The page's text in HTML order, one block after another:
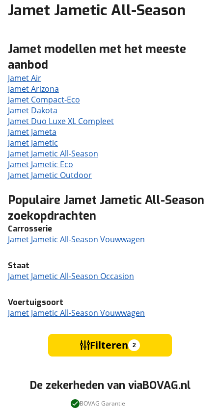
Jamet Jametic All-Season
Jamet modellen met het meeste
aanbod
Jamet Air
Jamet Arizona
Jamet Compact-Eco
Jamet Dakota
Jamet Duo Luxe XL Compleet
Jamet Jameta
Jamet Jametic
Jamet Jametic All-Season
Jamet Jametic Eco
Jamet Jametic Outdoor
Populaire Jamet Jametic All-Season
zoekopdrachten
Carrosserie
Jamet Jametic All-Season Vouwwagen
Staat
Jamet Jametic All-Season Occasion
Voertuigsoort
Jamet Jametic All-Season Vouwwagen
Filteren 2
De zekerheden van viaBOVAG.nl
BOVAG Garantie